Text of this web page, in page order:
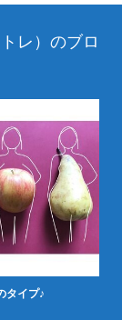
レ）のブロ
タイプ♪